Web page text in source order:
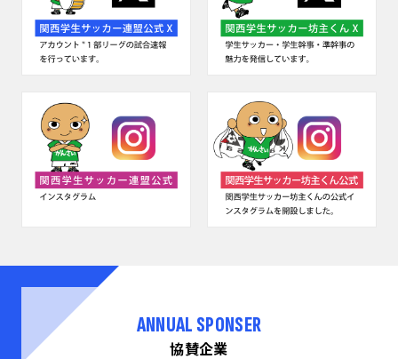
ANNUAL SPONSER
協賛企業